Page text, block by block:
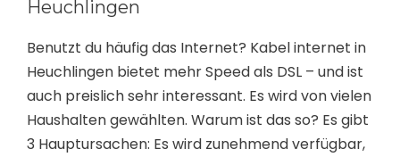
Heuchlingen
Benutzt du häufig das Internet? Kabel internet in
Heuchlingen bietet mehr Speed als DSL – und ist
auch preislich sehr interessant. Es wird von vielen
Haushalten gewählten. Warum ist das so? Es gibt
3 Hauptursachen: Es wird zunehmend verfügbar,